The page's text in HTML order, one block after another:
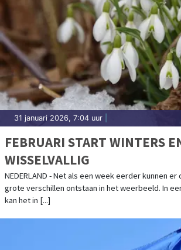
31 januari 2026, 7:04 uur
FEBRUARI START WINTERS
WISSELVALLIG
NEDERLAND - Net als een week eerder kunnen
grote verschillen ontstaan in het weerbeeld. In
kan het in [...]